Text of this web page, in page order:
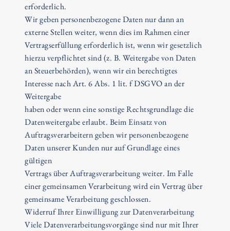
erforderlich.
Wir geben personenbezogene Daten nur dann an
externe Stellen weiter, wenn dies im Rahmen einer
Vertragserfüllung erforderlich ist, wenn wir gesetzlich
hierzu verpflichtet sind (z. B. Weitergabe von Daten
an Steuerbehörden), wenn wir ein berechtigtes
Interesse nach Art. 6 Abs. 1 lit. f DSGVO an der
Weitergabe
haben oder wenn eine sonstige Rechtsgrundlage die
Datenweitergabe erlaubt. Beim Einsatz von
Auftragsverarbeitern geben wir personenbezogene
Daten unserer Kunden nur auf Grundlage eines
gültigen
Vertrags über Auftragsverarbeitung weiter. Im Falle
einer gemeinsamen Verarbeitung wird ein Vertrag über
gemeinsame Verarbeitung geschlossen.
Widerruf Ihrer Einwilligung zur Datenverarbeitung
Viele Datenverarbeitungsvorgänge sind nur mit Ihrer